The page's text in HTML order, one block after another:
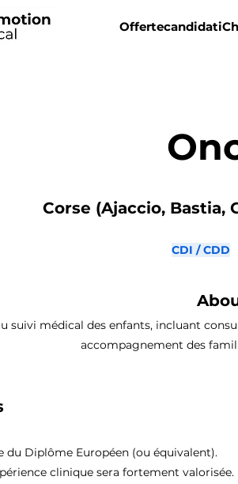
Offertecandidati
Corse (Ajaccio, Bastia,
CDI / CDD
suivi médical des enfants, incluant
accompagnement des
du Diplôme Européen (ou équivalent).
clinique sera fortement valorisée.